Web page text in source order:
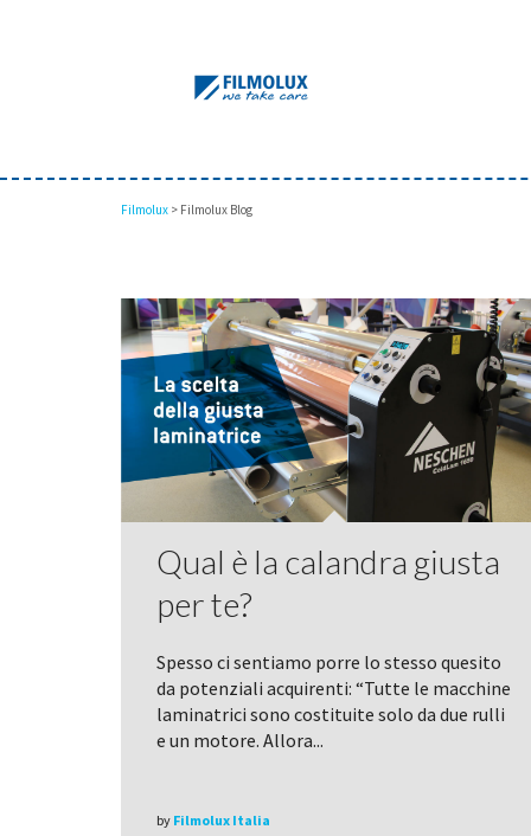
Filmolux > Filmolux Blog
Qual è la calandra giusta
per te?
Spesso ci sentiamo porre lo stesso quesito
da potenziali acquirenti: “Tutte le macchine
laminatrici sono costituite solo da due rulli
e un motore. Allora...
by Filmolux Italia